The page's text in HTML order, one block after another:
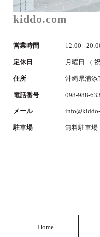
kiddo.com
営業時間 12:00 -
定休日 月曜日 （
住所 沖縄県浦添
電話番号 098-988-
メール
駐車場 無料駐車
Home